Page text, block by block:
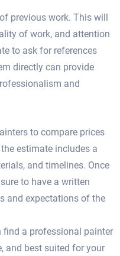
previous work.​ This will
of work, and attention
to ask for references
directly can provide
and
to compare prices
estimate includes a
and timelines.​ Once
to have a written
and expectations of the
find a professional painter
and best suited for your